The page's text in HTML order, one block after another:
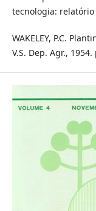
tecnologia:
WAKELEY, P.C.
V.S. Dep. Agr., 1954.